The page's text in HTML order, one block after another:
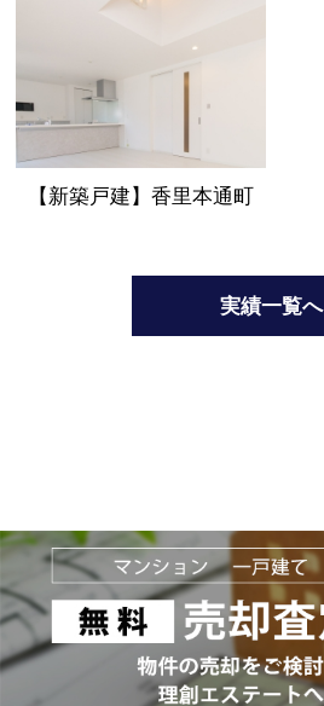
【新築戸建】香里本通町
実績一覧へ